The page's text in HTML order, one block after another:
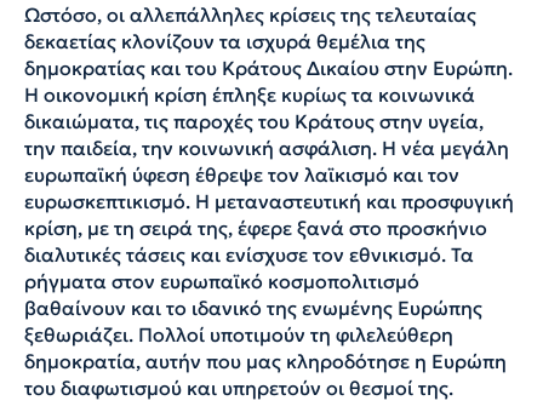
Ωστόσο, οι αλλεπάλληλες κρίσεις της τελευταίας
δεκαετίας κλονίζουν τα ισχυρά θεμέλια της
δημοκρατίας και του Κράτους Δικαίου στην Ευρώπη.
Η οικονομική κρίση έπληξε κυρίως τα κοινωνικά
δικαιώματα, τις παροχές του Κράτους στην υγεία,
την παιδεία, την κοινωνική ασφάλιση. Η νέα μεγάλη
ευρωπαϊκή ύφεση έθρεψε τον λαϊκισμό και τον
ευρωσκεπτικισμό. Η μεταναστευτική και προσφυγική
κρίση, με τη σειρά της, έφερε ξανά στο προσκήνιο
διαλυτικές τάσεις και ενίσχυσε τον εθνικισμό. Τα
ρήγματα στον ευρωπαϊκό κοσμοπολιτισμό
βαθαίνουν και το ιδανικό της ενωμένης Ευρώπης
ξεθωριάζει. Πολλοί υποτιμούν τη φιλελεύθερη
δημοκρατία, αυτήν που μας κληροδότησε η Ευρώπη
του διαφωτισμού και υπηρετούν οι θεσμοί της.